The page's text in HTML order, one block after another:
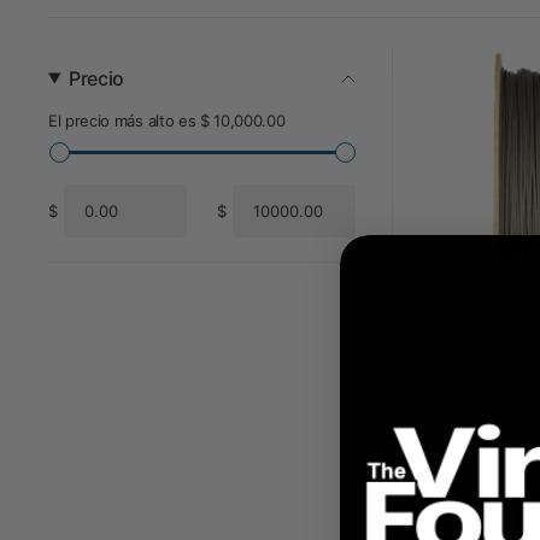
Precio
El precio más alto es $ 10,000.00
$
De
$
Para